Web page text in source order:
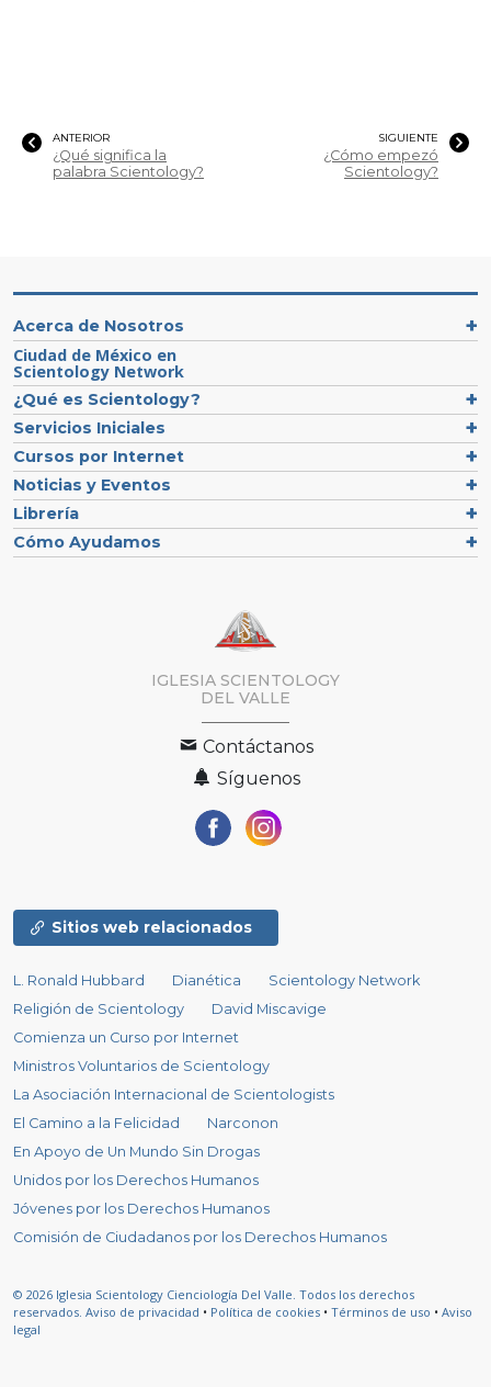
ANTERIOR
¿Qué significa la
palabra Scientology?
SIGUIENTE
¿Cómo empezó
Scientology?
Acerca de Nosotros
Ciudad de México en
Scientology Network
¿Qué es Scientology?
Servicios Iniciales
Cursos por Internet
Noticias y Eventos
Librería
Cómo Ayudamos
IGLESIA SCIENTOLOGY
DEL VALLE
Contáctanos
Síguenos
Sitios web relacionados
L. Ronald Hubbard Dianética
Scientology Network
Religión de Scientology
David Miscavige
Comienza un Curso por Internet
Ministros Voluntarios de Scientology
La Asociación Internacional de Scientologists
El Camino a la Felicidad
Narconon
En Apoyo de Un Mundo Sin Drogas
Unidos por los Derechos Humanos
Jóvenes por los Derechos Humanos
Comisión de Ciudadanos por los Derechos Humanos
© 2026 Iglesia Scientology Cienciología Del Valle. Todos los derechos
reservados. Aviso de privacidad • Política de cookies • Términos de uso • Aviso
legal